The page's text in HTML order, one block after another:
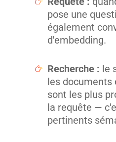
pose une
également
d'embedding.
Recherche : le
les documents
sont les plus
la requête —
pertinents